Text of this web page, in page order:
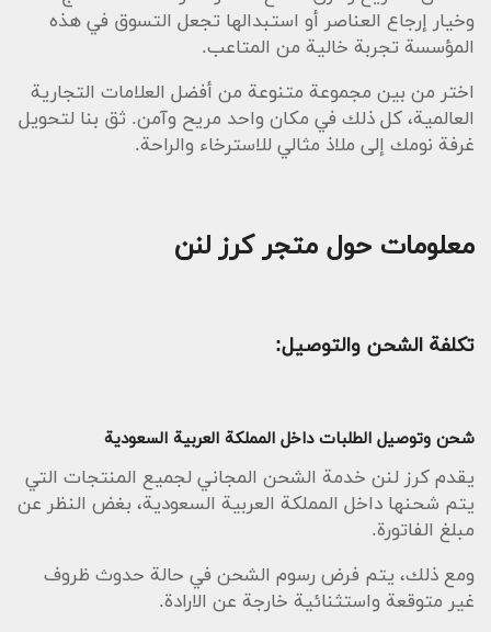
وخيار إرجاع العناصر أو استبدالها تجعل التسوق في هذه
المؤسسة تجربة خالية من المتاعب.
اختر من بين مجموعة متنوعة من أفضل العلامات التجارية
العالمية، كل ذلك في مكان واحد مريح وآمن. ثق بنا لتحويل
غرفة نومك إلى ملاذ مثالي للاسترخاء والراحة.
معلومات حول متجر كرز لنن
تكلفة الشحن والتوصيل:
شحن وتوصيل الطلبات داخل المملكة العربية السعودية
يقدم كرز لنن خدمة الشحن المجاني لجميع المنتجات التي
يتم شحنها داخل المملكة العربية السعودية، بغض النظر عن
مبلغ الفاتورة.
ومع ذلك، يتم فرض رسوم الشحن في حالة حدوث ظروف
غير متوقعة واستثنائية خارجة عن الارادة.